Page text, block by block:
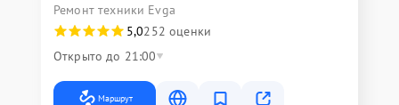
Ремонт техники Evga
5,0252 оценки
Открыто до 21:00
Маршрут